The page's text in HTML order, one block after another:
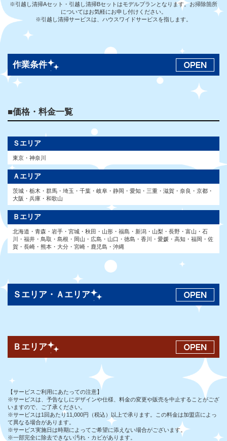
※引越し清掃Aセット・引越し清掃Bセットはモデルプランとなります。お掃除箇所
についてはお気軽にお申し付けください。
※引越し清掃サービスは、ハウスワイドサービスを指します。
作業条件
■価格・料金一覧
Ｓエリア
東京・神奈川
Ａエリア
茨城・栃木・群馬・埼玉・千葉・岐阜・静岡・愛知・三重・滋賀・奈良・京都・
大阪・兵庫・和歌山
Ｂエリア
北海道・青森・岩手・宮城・秋田・山形・福島・新潟・山梨・長野・富山・石
川・福井・鳥取・島根・岡山・広島・山口・徳島・香川・愛媛・高知・福岡・佐
賀・長崎・熊本・大分・宮崎・鹿児島・沖縄
Ｓエリア・Ａエリア
Ｂエリア
【サービスご利用にあたっての注意】
※サービスは、予告なしにデザインや仕様、料金の変更や販売を中止することがござ
いますので、ご了承ください。
※サービスは1回あたり11,000円（税込）以上で承ります。この料金は加盟店によっ
て異なる場合があります。
※サービス実施日は時期によってご希望に添えない場合がございます。
※一部完全に除去できない汚れ・カビがあります。